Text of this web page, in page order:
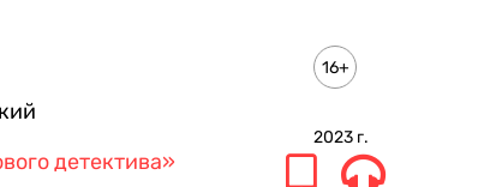
16+
2023 г.
детектива»